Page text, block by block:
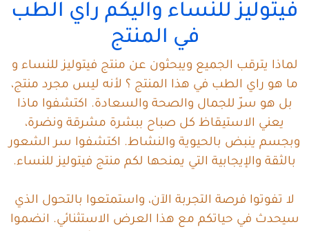
فيتوليز للنساء واليكم راي الطب
في المنتج
لماذا يترقب الجميع ويبحثون عن منتج فيتوليز للنساء و
ما هو راي الطب في هذا المنتج ؟ لأنه ليس مجرد منتج،
بل هو سرّ للجمال والصحة والسعادة. اكتشفوا ماذا
يعني الاستيقاظ كل صباح ببشرة مشرقة ونضرة،
وبجسم ينبض بالحيوية والنشاط. اكتشفوا سر الشعور
بالثقة والإيجابية التي يمنحها لكم منتج فيتوليز للنساء.
لا تفوتوا فرصة التجربة الآن، واستمتعوا بالتحول الذي
سيحدث في حياتكم مع هذا العرض الاستثنائي. انضموا